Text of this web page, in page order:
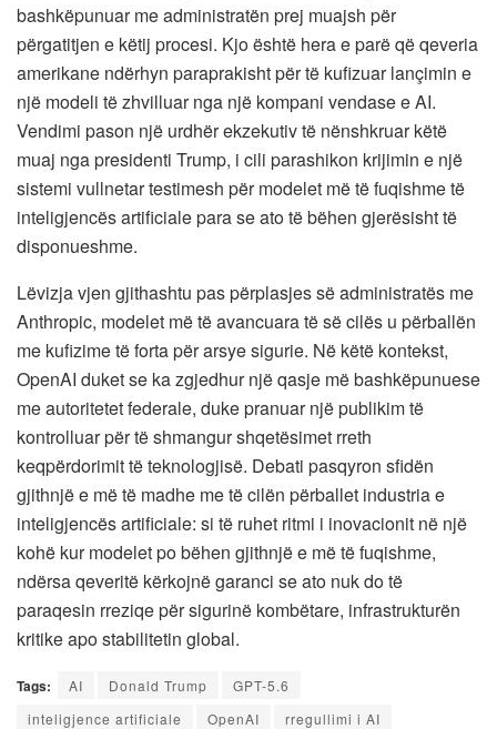
bashkëpunuar me administratën prej muajsh për
përgatitjen e këtij procesi. Kjo është hera e parë që qeveria
amerikane ndërhyn paraprakisht për të kufizuar lançimin e
një modeli të zhvilluar nga një kompani vendase e AI.
Vendimi pason një urdhër ekzekutiv të nënshkruar këtë
muaj nga presidenti Trump, i cili parashikon krijimin e një
sistemi vullnetar testimesh për modelet më të fuqishme të
inteligjencës artificiale para se ato të bëhen gjerësisht të
disponueshme.
Lëvizja vjen gjithashtu pas përplasjes së administratës me
Anthropic, modelet më të avancuara të së cilës u përballën
me kufizime të forta për arsye sigurie. Në këtë kontekst,
OpenAI duket se ka zgjedhur një qasje më bashkëpunuese
me autoritetet federale, duke pranuar një publikim të
kontrolluar për të shmangur shqetësimet rreth
keqpërdorimit të teknologjisë. Debati pasqyron sfidën
gjithnjë e më të madhe me të cilën përballet industria e
inteligjencës artificiale: si të ruhet ritmi i inovacionit në një
kohë kur modelet po bëhen gjithnjë e më të fuqishme,
ndërsa qeveritë kërkojnë garanci se ato nuk do të
paraqesin rreziqe për sigurinë kombëtare, infrastrukturën
kritike apo stabilitetin global.
Tags: AI Donald Trump
GPT-5.6
inteligjence artificiale
OpenAI
rregullimi i AI